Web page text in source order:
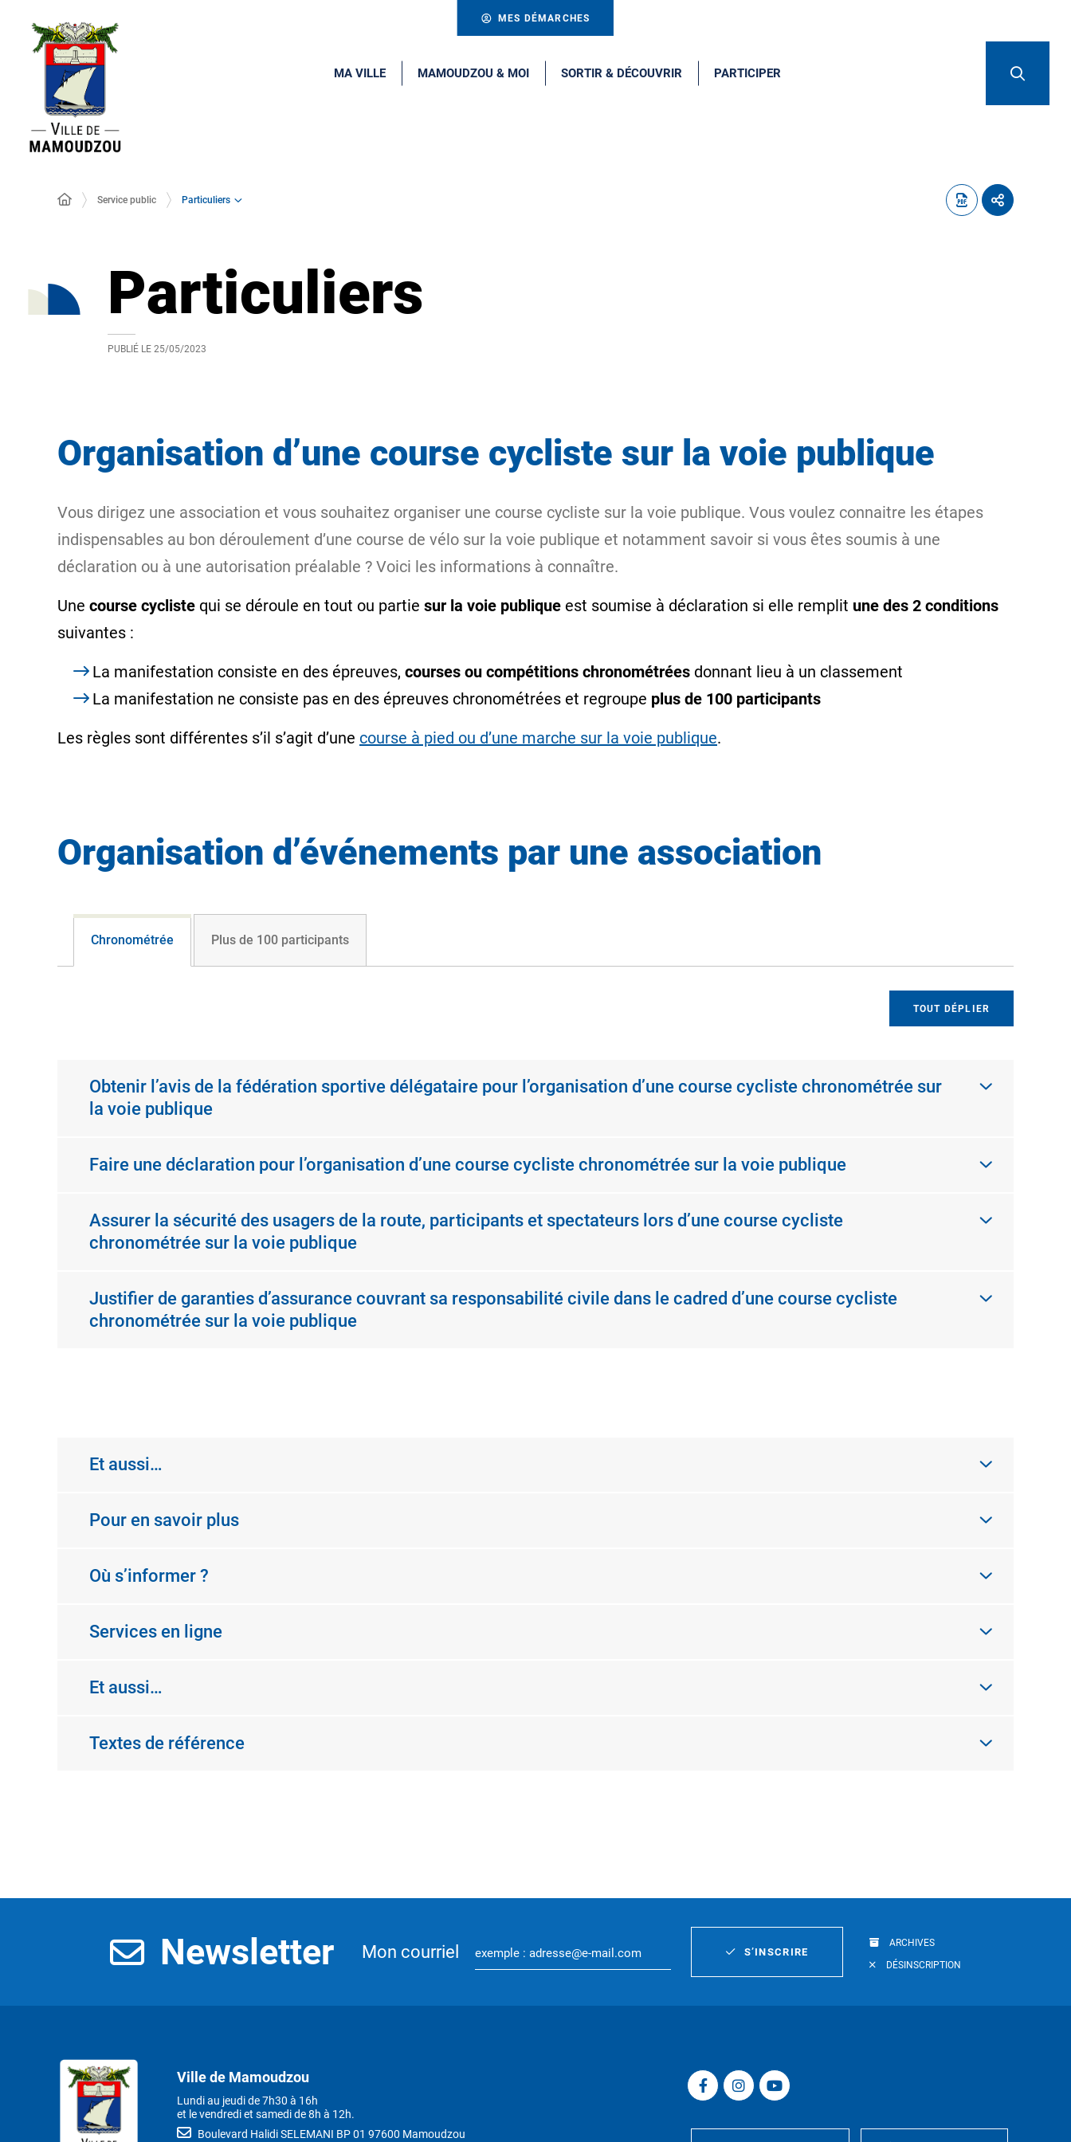
MES DÉMARCHES
MA VILLE MAMOUDZOU & MOI SORTIR & DÉCOUVRIR PARTICIPER
Service public Particuliers
Particuliers
PUBLIÉ LE 25/05/2023
Organisation d’une course cycliste sur la voie publique
Vous dirigez une association et vous souhaitez organiser une course cycliste sur la voie publique. Vous voulez connaitre les étapes
indispensables au bon déroulement d’une course de vélo sur la voie publique et notamment savoir si vous êtes soumis à une
déclaration ou à une autorisation préalable ? Voici les informations à connaître.
Une course cycliste qui se déroule en tout ou partie sur la voie publique est soumise à déclaration si elle remplit une des 2 conditions
suivantes :
La manifestation consiste en des épreuves, courses ou compétitions chronométrées donnant lieu à un classement
La manifestation ne consiste pas en des épreuves chronométrées et regroupe plus de 100 participants
Les règles sont différentes s’il s’agit d’une course à pied ou d’une marche sur la voie publique.
Organisation d’événements par une association
Chronométrée Plus de 100 participants
TOUT DÉPLIER
Obtenir l’avis de la fédération sportive délégataire pour l’organisation d’une course cycliste chronométrée sur
la voie publique
Faire une déclaration pour l’organisation d’une course cycliste chronométrée sur la voie publique
Assurer la sécurité des usagers de la route, participants et spectateurs lors d’une course cycliste
chronométrée sur la voie publique
Justifier de garanties d’assurance couvrant sa responsabilité civile dans le cadred d’une course cycliste
chronométrée sur la voie publique
Et aussi…
Pour en savoir plus
Où s’informer ?
Services en ligne
Et aussi…
Textes de référence
Newsletter Mon courriel S’INSCRIRE
ARCHIVES
DÉSINSCRIPTION
Ville de Mamoudzou
Lundi au jeudi de 7h30 à 16h
et le vendredi et samedi de 8h à 12h.
Boulevard Halidi SELEMANI BP 01 97600 Mamoudzou